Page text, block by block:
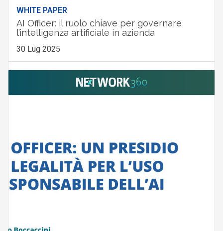
WHITE PAPER
AI Officer: il ruolo chiave per governare
l’intelligenza artificiale in azienda
30 Lug 2025